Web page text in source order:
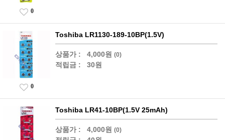
0
Toshiba LR1130-189-10BP(1.5V)
상품가 : 4,000원 (0)
적립금 : 30원
0
Toshiba LR41-10BP(1.5V 25mAh)
상품가 : 4,000원 (0)